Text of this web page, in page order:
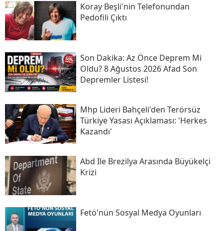
Koray Beşli'nin Telefonundan
Pedofili Çıktı
Son Daki̇ka: Az Önce Deprem Mi
Oldu? 8 Ağustos 2026 Afad Son
Depremler Listesi!
Mhp Lideri Bahçeli'den Terörsüz
Türkiye Yasası Açıklaması: 'herkes
Kazandı'
Abd Ile Brezilya Arasında Büyükelçi
Krizi
Fetö'nün Sosyal Medya Oyunları